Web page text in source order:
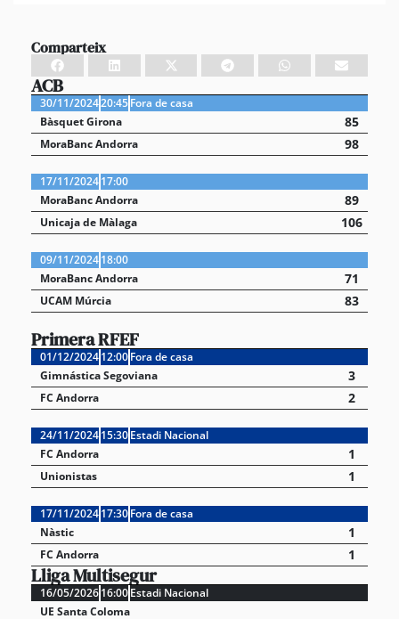
Comparteix
ACB
30/11/202420:45Fora de casa
Bàsquet Girona
85
MoraBanc Andorra 98
17/11/202417:00
MoraBanc Andorra
89
Unicaja de Màlaga 106
09/11/202418:00
MoraBanc Andorra
71
UCAM Múrcia 83
Primera RFEF
01/12/202412:00Fora de casa
Gimnástica Segoviana
3
FC Andorra 2
24/11/202415:30Estadi Nacional
FC Andorra
1
Unionistas 1
17/11/202417:30Fora de casa
Nàstic
1
FC Andorra 1
Lliga Multisegur
16/05/202616:00Estadi Nacional
UE Santa Coloma